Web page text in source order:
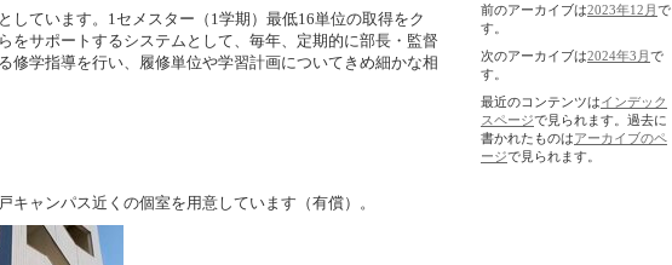
しています。1セメスター（1学期）最低16単位の取得をク
をサポートするシステムとして、毎年、定期的に部長・監督
修学指導を行い、履修単位や学習計画についてきめ細かな相
キャンパス近くの個室を用意しています（有償）。
前のアーカイブは2023年12月で
す。
次のアーカイブは2024年3月で
す。
最近のコンテンツはインデック
スページで見られます。過去に
書かれたものはアーカイブのペ
ージで見られます。